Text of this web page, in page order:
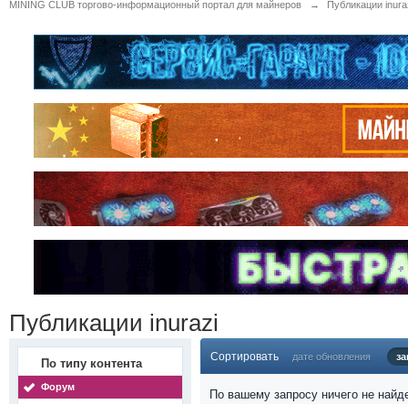
MINING CLUB торгово-информационный портал для майнеров → Публикации
Публикации inurazi
По типу контента
Форум
Сортировать дате обновления
По вашему запросу ничего не